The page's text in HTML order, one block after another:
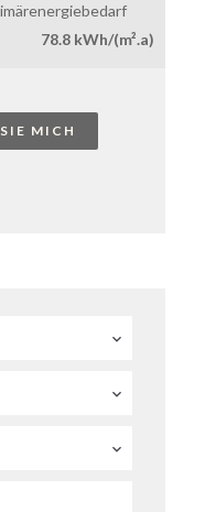
78.8 kWh/(m².a)
MICH